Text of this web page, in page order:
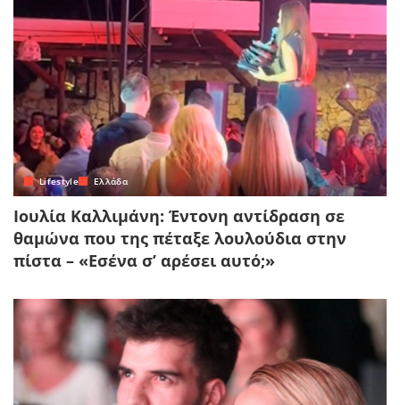
Lifestyle Ελλάδα
Ιουλία Καλλιμάνη: Έντονη αντίδραση σε
θαμώνα που της πέταξε λουλούδια στην
πίστα – «Εσένα σ’ αρέσει αυτό;»